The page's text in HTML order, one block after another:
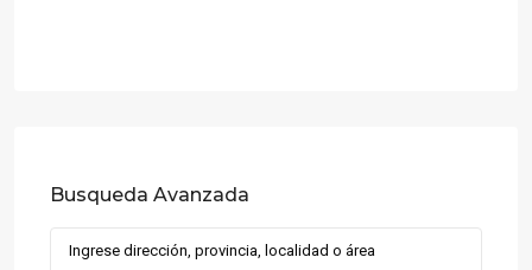
Busqueda Avanzada